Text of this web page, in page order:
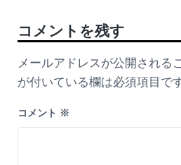
コメントを残す
メールアドレスが公開される
が付いている欄は必須項目で
コメント ※